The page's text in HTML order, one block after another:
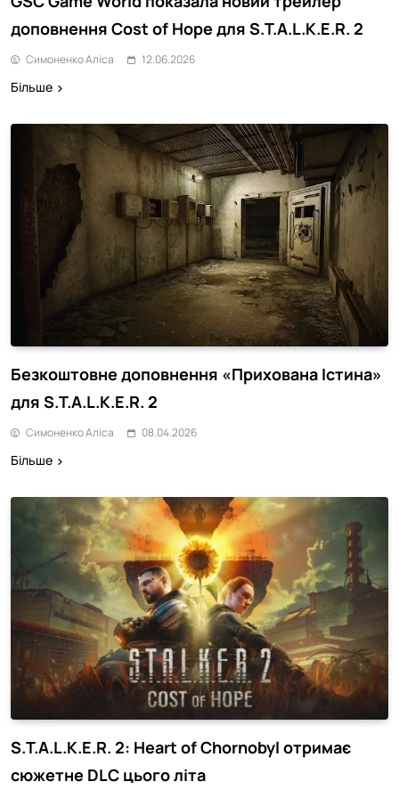
доповнення Cost of Hope для S.T.A.L.K.E.R. 2
Симоненко Аліса 12.06.2026
Більше
Безкоштовне доповнення «Прихована Істина»
для S.T.A.L.K.E.R. 2
Симоненко Аліса 08.04.2026
Більше
S.T.A.L.K.E.R. 2: Heart of Chornobyl отримає
сюжетне DLC цього літа